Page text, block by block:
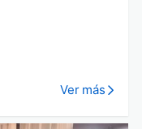
Ver más